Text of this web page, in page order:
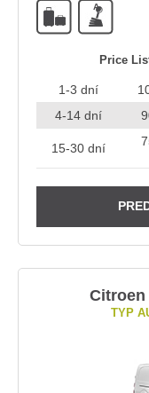
A
Price
1-3 dní
4-14 dní
15-30 dní
Citroen
TYP